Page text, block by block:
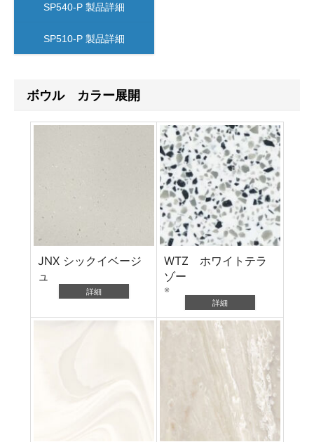
SP540-P 製品詳細
SP510-P 製品詳細
ボウル カラー展開
JNX シックイベージ
ュ
詳細
WTZ ホワイトテラ
ゾー
※
詳細